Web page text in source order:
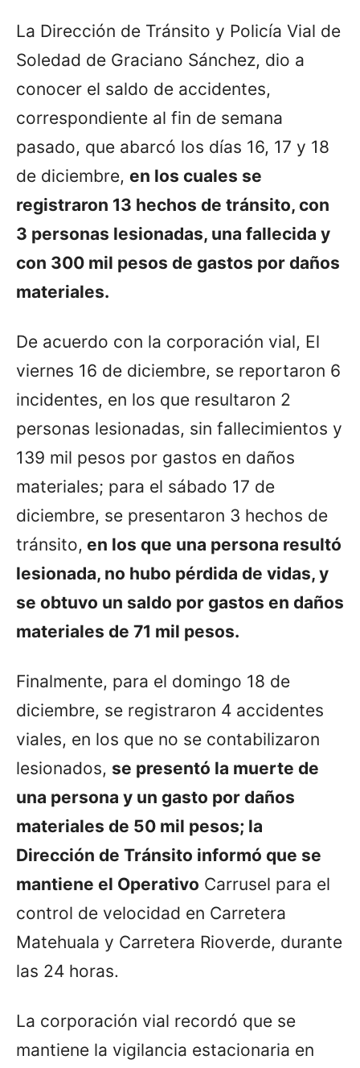
La Dirección de Tránsito y Policía Vial de
Soledad de Graciano Sánchez, dio a
conocer el saldo de accidentes,
correspondiente al fin de semana
pasado, que abarcó los días 16, 17 y 18
de diciembre, en los cuales se
registraron 13 hechos de tránsito, con
3 personas lesionadas, una fallecida y
con 300 mil pesos de gastos por daños
materiales.
De acuerdo con la corporación vial, El
viernes 16 de diciembre, se reportaron 6
incidentes, en los que resultaron 2
personas lesionadas, sin fallecimientos y
139 mil pesos por gastos en daños
materiales; para el sábado 17 de
diciembre, se presentaron 3 hechos de
tránsito, en los que una persona resultó
lesionada, no hubo pérdida de vidas, y
se obtuvo un saldo por gastos en daños
materiales de 71 mil pesos.
Finalmente, para el domingo 18 de
diciembre, se registraron 4 accidentes
viales, en los que no se contabilizaron
lesionados, se presentó la muerte de
una persona y un gasto por daños
materiales de 50 mil pesos; la
Dirección de Tránsito informó que se
mantiene el Operativo Carrusel para el
control de velocidad en Carretera
Matehuala y Carretera Rioverde, durante
las 24 horas.
La corporación vial recordó que se
mantiene la vigilancia estacionaria en